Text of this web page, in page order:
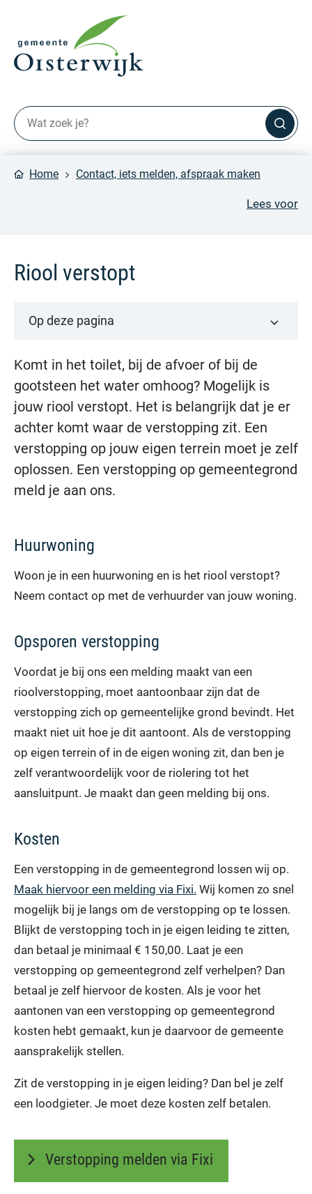
Home Contact, iets melden, afspraak maken
Lees voor
Riool verstopt
Komt in het toilet, bij de afvoer of bij de
gootsteen het water omhoog? Mogelijk is
jouw riool verstopt. Het is belangrijk dat je er
achter komt waar de verstopping zit. Een
verstopping op jouw eigen terrein moet je zelf
oplossen. Een verstopping op gemeentegrond
meld je aan ons.
Huurwoning
Woon je in een huurwoning en is het riool verstopt?
Neem contact op met de verhuurder van jouw woning.
Opsporen verstopping
Voordat je bij ons een melding maakt van een
rioolverstopping, moet aantoonbaar zijn dat de
verstopping zich op gemeentelijke grond bevindt. Het
maakt niet uit hoe je dit aantoont. Als de verstopping
op eigen terrein of in de eigen woning zit, dan ben je
zelf verantwoordelijk voor de riolering tot het
aansluitpunt. Je maakt dan geen melding bij ons.
Kosten
Een verstopping in de gemeentegrond lossen wij op.
Maak hiervoor een melding via Fixi. Wij komen zo snel
mogelijk bij je langs om de verstopping op te lossen.
Blijkt de verstopping toch in je eigen leiding te zitten,
dan betaal je minimaal € 150,00. Laat je een
verstopping op gemeentegrond zelf verhelpen? Dan
betaal je zelf hiervoor de kosten. Als je voor het
aantonen van een verstopping op gemeentegrond
kosten hebt gemaakt, kun je daarvoor de gemeente
aansprakelijk stellen.
Zit de verstopping in je eigen leiding? Dan bel je zelf
een loodgieter. Je moet deze kosten zelf betalen.
Verstopping melden via Fixi
Op deze pagina